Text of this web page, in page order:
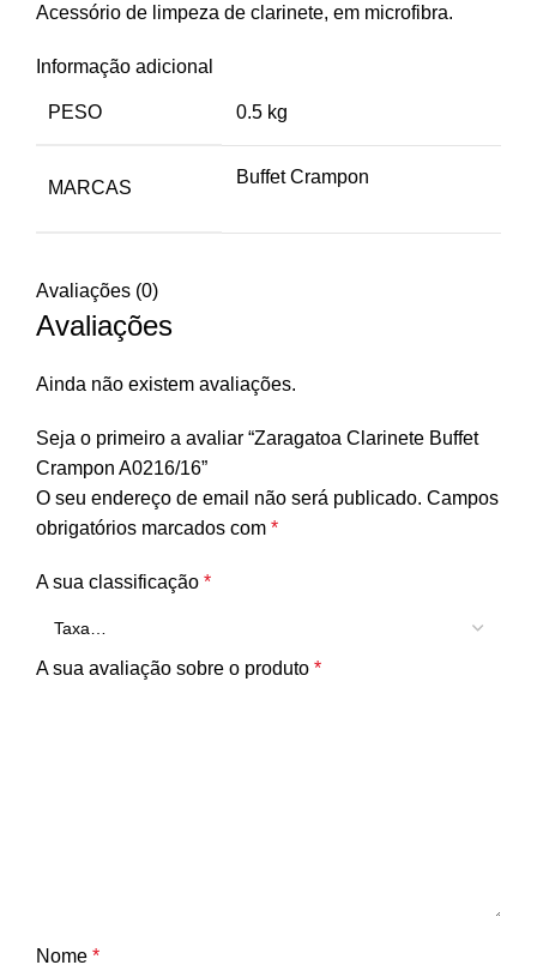
Acessório de limpeza de clarinete, em microfibra.
Informação adicional
PESO 0.5 kg
MARCAS
Buffet Crampon
Avaliações (0)
Avaliações
Ainda não existem avaliações.
Seja o primeiro a avaliar “Zaragatoa Clarinete Buffet
Crampon A0216/16”
O seu endereço de email não será publicado. Campos
obrigatórios marcados com *
A sua classificação *
A sua avaliação sobre o produto *
Nome *